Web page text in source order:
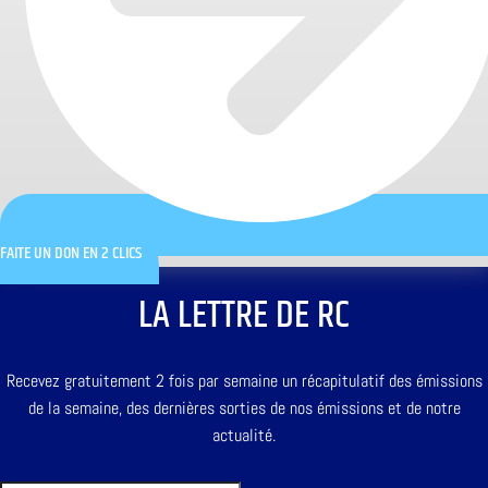
FAITE UN DON EN 2 CLICS
LA LETTRE DE RC
Recevez gratuitement 2 fois par semaine un récapitulatif des émissions
de la semaine, des dernières sorties de nos émissions et de notre
actualité.